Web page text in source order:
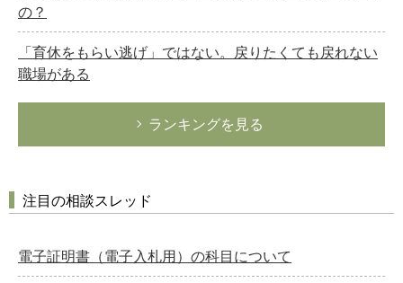
の？
「育休をもらい逃げ」ではない。戻りたくても戻れない
職場がある
ランキングを見る
注目の相談スレッド
電子証明書（電子入札用）の科目について